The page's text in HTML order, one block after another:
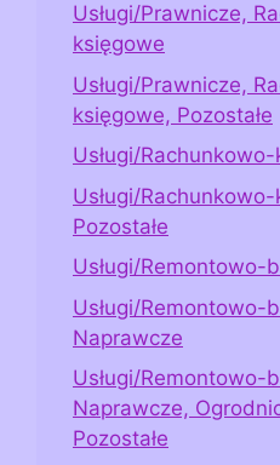
Usługi/Prawnicze,
księgowe
Usługi/Prawnicze,
księgowe, Pozostałe
Usługi/
Usługi/
Pozostałe
Usługi/Remontowo-
Usługi/Remontowo-
Naprawcze
Usługi/Remontowo-
Naprawcze,
Pozostałe